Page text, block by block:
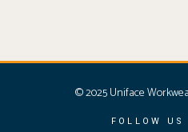
© 2025Uniface
FOLLOW US